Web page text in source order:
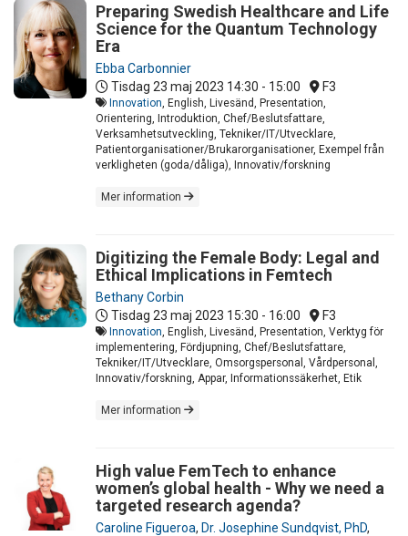
Preparing Swedish Healthcare and Life
Science for the Quantum Technology
Era
Ebba Carbonnier
Tisdag 23 maj 2023 14:30 - 15:00 F3
Innovation , English, Livesänd, Presentation,
Orientering, Introduktion, Chef/Beslutsfattare,
Verksamhetsutveckling, Tekniker/IT/Utvecklare,
Patientorganisationer/Brukarorganisationer, Exempel från
verkligheten (goda/dåliga), Innovativ/forskning
Mer information
Digitizing the Female Body: Legal and
Ethical Implications in Femtech
Bethany Corbin
Tisdag 23 maj 2023 15:30 - 16:00 F3
Innovation , English, Livesänd, Presentation, Verktyg för
implementering, Fördjupning, Chef/Beslutsfattare,
Tekniker/IT/Utvecklare, Omsorgspersonal, Vårdpersonal,
Innovativ/forskning, Appar, Informationssäkerhet, Etik
Mer information
High value FemTech to enhance
women’s global health - Why we need a
targeted research agenda?
Caroline Figueroa, Dr. Josephine Sundqvist, PhD,